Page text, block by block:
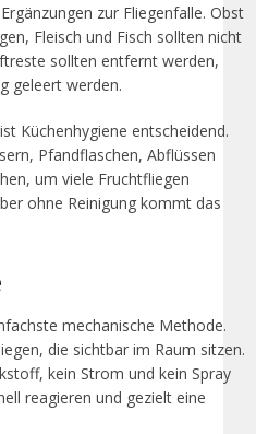
zur Fliegenfalle. Obst
Fleisch und Fisch sollten nicht
sollten entfernt werden,
geleert werden.
Küchenhygiene entscheidend.
Pfandflaschen, Abflüssen
um viele Fruchtfliegen
ohne Reinigung kommt das
mechanische Methode.
die sichtbar im Raum sitzen.
kein Strom und kein Spray
reagieren und gezielt eine